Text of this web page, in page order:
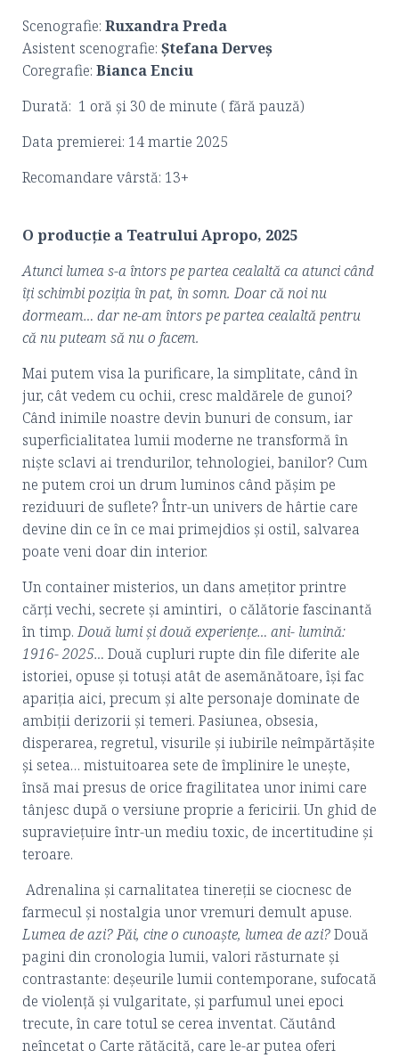
Scenografie: Ruxandra Preda
Asistent scenografie: Ștefana Derveș
Coregrafie: Bianca Enciu
Durată: 1 oră și 30 de minute ( fără pauză)
Data premierei: 14 martie 2025
Recomandare vârstă: 13+
O producție a Teatrului Apropo, 2025
Atunci lumea s-a întors pe partea cealaltă ca atunci când
îţi schimbi poziţia în pat, în somn. Doar că noi nu
dormeam… dar ne-am întors pe partea cealaltă pentru
că nu puteam să nu o facem.
Mai putem visa la purificare, la simplitate, când în
jur, cât vedem cu ochii, cresc maldărele de gunoi?
Când inimile noastre devin bunuri de consum, iar
superficialitatea lumii moderne ne transformă în
niște sclavi ai trendurilor, tehnologiei, banilor? Cum
ne putem croi un drum luminos când pășim pe
reziduuri de suflete? Într-un univers de hârtie care
devine din ce în ce mai primejdios și ostil, salvarea
poate veni doar din interior.
Un container misterios, un dans amețitor printre
cărți vechi, secrete și amintiri, o călătorie fascinantă
în timp.Două lumi şi două experienţe… ani- lumină:
1916- 2025… Două cupluri rupte din file diferite ale
istoriei, opuse și totuși atât de asemănătoare, își fac
apariția aici, precum și alte personaje dominate de
ambiții derizorii și temeri. Pasiunea, obsesia,
disperarea, regretul, visurile și iubirile neîmpărtășite
și setea… mistuitoarea sete de împlinire le unește,
însă mai presus de orice fragilitatea unor inimi care
tânjesc după o versiune proprie a fericirii. Un ghid de
supraviețuire într-un mediu toxic, de incertitudine și
teroare.
Adrenalina și carnalitatea tinereții se ciocnesc de
farmecul și nostalgia unor vremuri demult apuse.
Lumea de azi? Păi, cine o cunoaşte, lumea de azi?Două
pagini din cronologia lumii, valori răsturnate și
contrastante: deșeurile lumii contemporane, sufocată
de violență și vulgaritate, și parfumul unei epoci
trecute, în care totul se cerea inventat. Căutând
neîncetat o Carte rătăcită, care le-ar putea oferi